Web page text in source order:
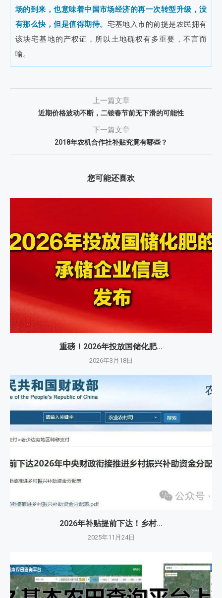
场的到来，也意味着中国市场经济的再一次转型升级，没
有那么快，但是值得期待。 宅基地入市的前提是农民拥有
该块宅基地的产权证，所以土地确权有多重要，不言而
喻。
上一篇文章
近期价格波动不断，二铵春节前无下滑的可能性
下一篇文章
2018年农机合作社补贴究竟有哪些？
您可能还喜欢
重磅！2026年投放国储化肥...
2026年3月18日
2026年补贴提前下达！乡村...
2025年11月24日